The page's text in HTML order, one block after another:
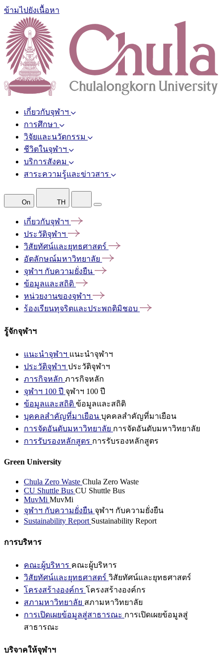
ข้ามไปยังเนื้อหา
เกี่ยวกับจุฬาฯ
การศึกษา
วิจัยและนวัตกรรม
ชีวิตในจุฬาฯ
บริการสังคม
สาระความรู้และข่าวสาร
On TH
เกี่ยวกับจุฬาฯ
ประวัติจุฬาฯ
วิสัยทัศน์และยุทธศาสตร์
อัตลักษณ์มหาวิทยาลัย
จุฬาฯ กับความยั่งยืน
ข้อมูลและสถิติ
หน่วยงานของจุฬาฯ
ร้องเรียนทุจริตและประพฤติมิชอบ
รู้จักจุฬาฯ
แนะนำจุฬาฯ แนะนำจุฬาฯ
ประวัติจุฬาฯ ประวัติจุฬาฯ
ภารกิจหลัก ภารกิจหลัก
จุฬาฯ 100 ปี จุฬาฯ 100 ปี
ข้อมูลและสถิติ ข้อมูลและสถิติ
บุคคลสำคัญที่มาเยือน บุคคลสำคัญที่มาเยือน
การจัดอันดับมหาวิทยาลัย การจัดอันดับมหาวิทยาลัย
การรับรองหลักสูตร การรับรองหลักสูตร
Green University
Chula Zero Waste Chula Zero Waste
CU Shuttle Bus CU Shuttle Bus
MuvMi MuvMi
จุฬาฯ กับความยั่งยืน จุฬาฯ กับความยั่งยืน
Sustainability Report Sustainability Report
การบริหาร
คณะผู้บริหาร คณะผู้บริหาร
วิสัยทัศน์และยุทธศาสตร์ วิสัยทัศน์และยุทธศาสตร์
โครงสร้างองค์กร โครงสร้างองค์กร
สภามหาวิทยาลัย สภามหาวิทยาลัย
การเปิดเผยข้อมูลสู่สาธารณะ การเปิดเผยข้อมูลสู่
สาธารณะ
บริจาคให้จุฬาฯ